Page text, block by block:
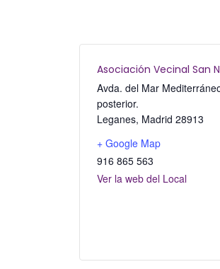
Asociación Vecinal San
Avda. del Mar
posterior.
Leganes, Madrid 28913
+ Google Map
916 865 563
Ver la web del Local